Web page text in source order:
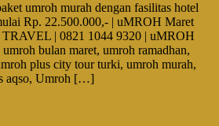
umroh murah dengan fasilitas hotel
Rp. 22.500.000,- | uMROH Maret
| 0821 1044 9320 | uMROH
bulan maret, umroh ramadhan,
plus city tour turki, umroh murah,
aqso, Umroh […]